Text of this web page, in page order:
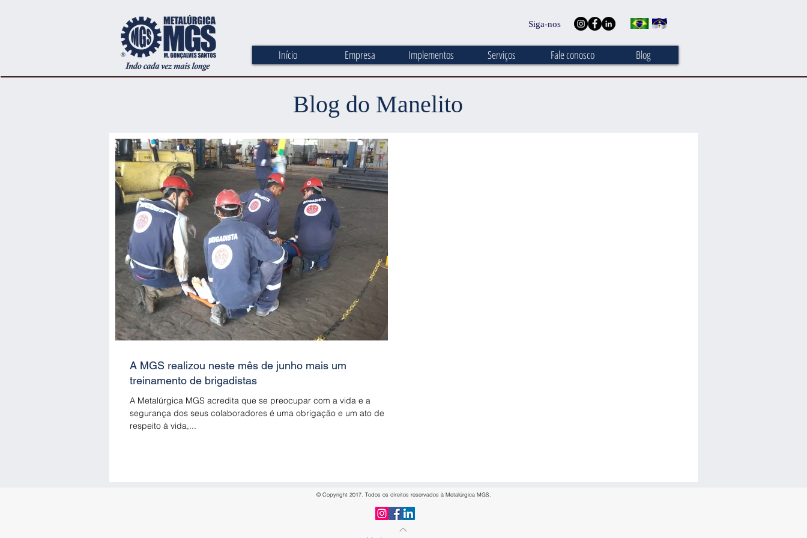
Siga-nos
Início Empresa Implementos Serviços Fale conosco Blog
Blog do Manelito
A MGS realizou neste mês de junho mais um
treinamento de brigadistas
A Metalúrgica MGS acredita que se preocupar com a vida e a
segurança dos seus colaboradores é uma obrigação e um ato de
respeito à vida,...
© Copyright 2017. Todos os direitos reservados à Metalúrgica MGS.